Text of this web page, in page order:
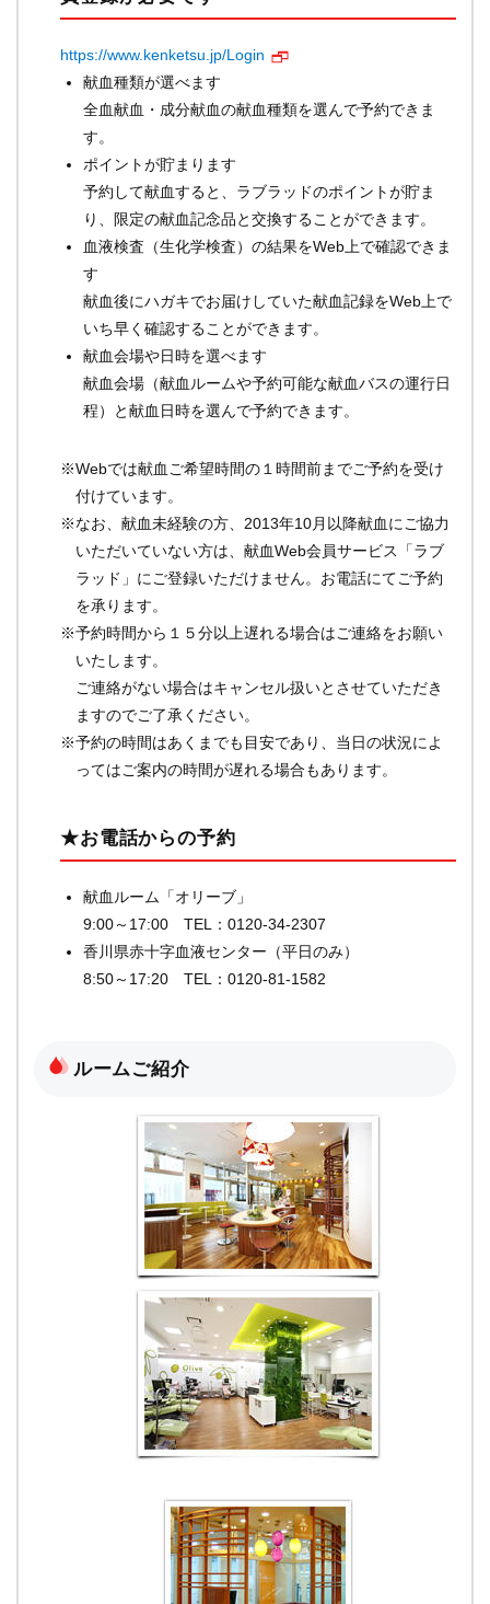
https://www.kenketsu.jp/Login
献血種類が選べます
全血献血・成分献血の献血種類を選んで予約できま
す。
ポイントが貯まります
予約して献血すると、ラブラッドのポイントが貯ま
り、限定の献血記念品と交換することができます。
血液検査（生化学検査）の結果をWeb上で確認できま
す
献血後にハガキでお届けしていた献血記録をWeb上で
いち早く確認することができます。
献血会場や日時を選べます
献血会場（献血ルームや予約可能な献血バスの運行日
程）と献血日時を選んで予約できます。
※Webでは献血ご希望時間の１時間前までご予約を受け
付けています。
※なお、献血未経験の方、2013年10月以降献血にご協力
いただいていない方は、献血Web会員サービス「ラブ
ラッド」にご登録いただけません。お電話にてご予約
を承ります。
※予約時間から１５分以上遅れる場合はご連絡をお願い
いたします。
ご連絡がない場合はキャンセル扱いとさせていただき
ますのでご了承ください。
※予約の時間はあくまでも目安であり、当日の状況によ
ってはご案内の時間が遅れる場合もあります。
★お電話からの予約
献血ルーム「オリーブ」
9:00～17:00 TEL：0120-34-2307
香川県赤十字血液センター（平日のみ）
8:50～17:20 TEL：0120-81-1582
ルームご紹介